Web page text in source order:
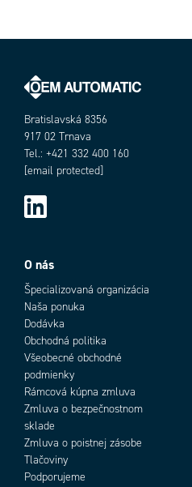
Objednávacie číslo
Bratislavská 8356
917 02 Trnava
Tel.: +421 332 400 160
[email protected]
O nás
Špecializovaná organizácia
Naša ponuka
Dodávka
Obchodná politika
Všeobecné obchodné
podmienky
Rámcová kúpna zmluva
Zmluva o bezpečnostnom
sklade
Zmluva o poistnej zásobe
Tlačoviny
Podporujeme